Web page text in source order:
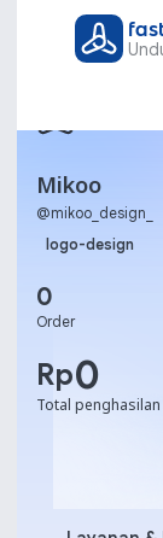
Mikoo
@mikoo_design_
logo-design
0
Order
Rp0
Total
Chat